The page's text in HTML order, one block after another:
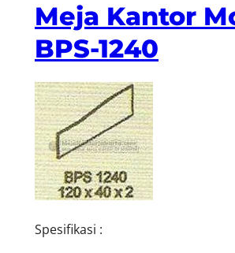
Meja Kantor
BPS-1240
Spesifikasi :